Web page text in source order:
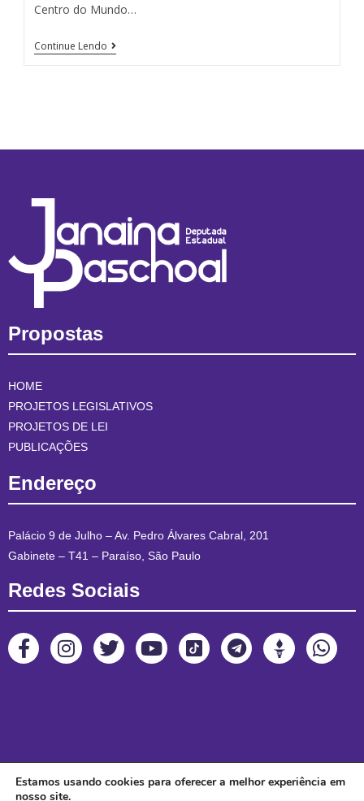
Centro do Mundo…
Continue Lendo
Propostas
HOME
PROJETOS LEGISLATIVOS
PROJETOS DE LEI
PUBLICAÇÕES
Endereço
Palácio 9 de Julho – Av. Pedro Álvares Cabral, 201
Gabinete – T41 – Paraíso, São Paulo
Redes Sociais
Estamos usando cookies para oferecer a melhor experiência em
nosso site.